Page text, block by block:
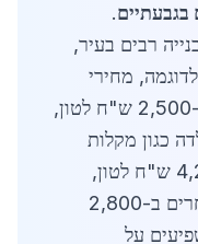
.
רבים בעיר,
מחירי
הברזל לבנייה נעים בין 2,200 ל-2,500 ש"ח לטון,
כגון מקלות
וזוויות זמינים ב-3,000 עד 4,200 ש"ח לטון,
בעוד צינורות פלדה גליים מתומחרים ב-2,800
על